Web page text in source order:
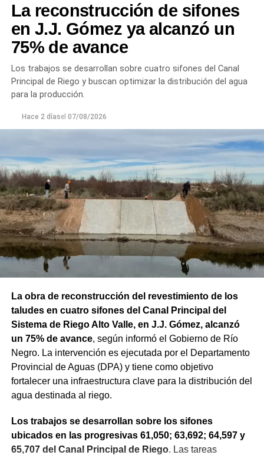
La reconstrucción de sifones
en J.J. Gómez ya alcanzó un
75% de avance
Los trabajos se desarrollan sobre cuatro sifones del Canal
Principal de Riego y buscan optimizar la distribución del agua
para la producción.
Hace 2 díasel 07/08/2026
La obra de reconstrucción del revestimiento de los
taludes en cuatro sifones del Canal Principal del
Sistema de Riego Alto Valle, en J.J. Gómez, alcanzó
un 75% de avance, según informó el Gobierno de Río
Negro. La intervención es ejecutada por el Departamento
Provincial de Aguas (DPA) y tiene como objetivo
fortalecer una infraestructura clave para la distribución del
agua destinada al riego.
Los trabajos se desarrollan sobre los sifones
ubicados en las progresivas 61,050; 63,692; 64,597 y
65,707 del Canal Principal de Riego. Las tareas